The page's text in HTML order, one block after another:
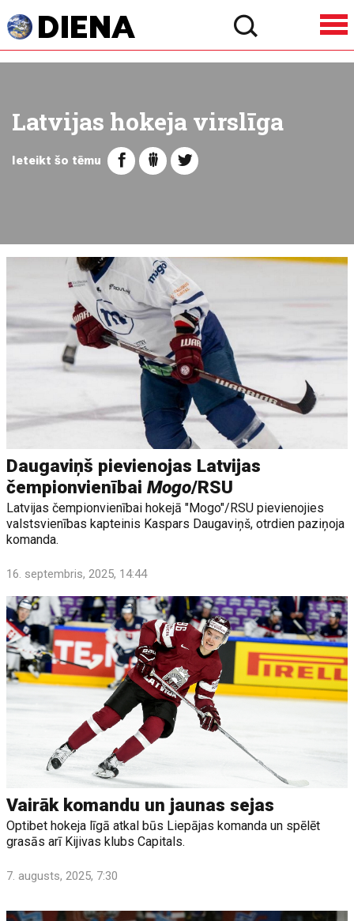
Latvijas hokeja virslīga
Ieteikt šo tēmu
Daugaviņš pievienojas Latvijas
čempionvienībaiMogo/RSU
Latvijas čempionvienībai hokejā "Mogo"/RSU pievienojies
valstsvienības kapteinis Kaspars Daugaviņš, otrdien paziņoja
komanda.
16. septembris, 2025, 14:44
Vairāk komandu un jaunas sejas
Optibet hokeja līgā atkal būs Liepājas komanda un spēlēt
grasās arī Kijivas klubs Capitals.
7. augusts, 2025, 7:30